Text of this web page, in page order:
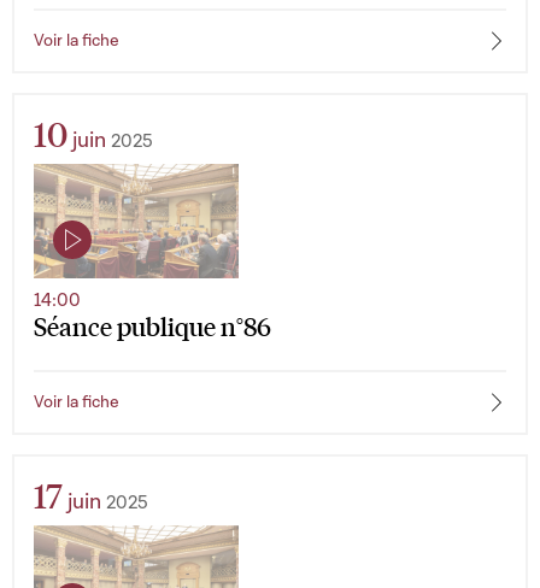
Voir la fiche
10 juin 2025
Séance publique n°86
14:00
Voir la fiche
17 juin 2025